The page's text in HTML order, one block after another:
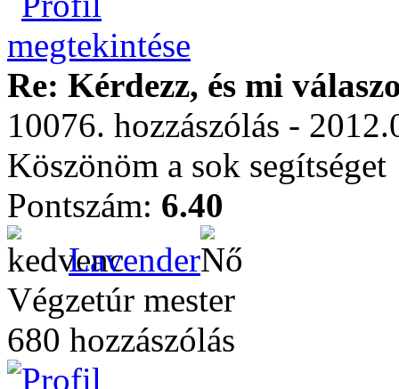
Re: Kérdezz, és mi
10076. hozzászólás -
Köszönöm a sok segítséget
Pontszám: 6.40
Lavender
Végzetúr mester
680 hozzászólás